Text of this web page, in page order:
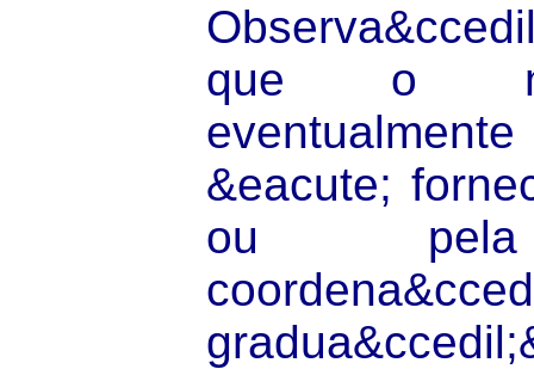
que o
&eacute;
ou pela